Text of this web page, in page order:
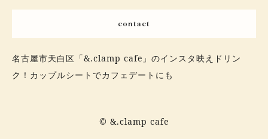
contact
名古屋市天白区「&.clamp cafe」のインスタ映えドリン
ク！カップルシートでカフェデートにも
© &.clamp cafe